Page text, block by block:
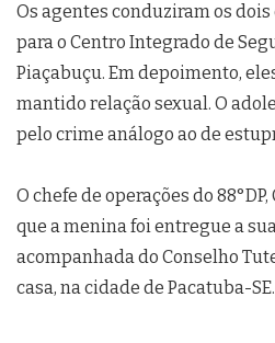
Os agentes conduziram os
para o Centro Integrado de
Piaçabuçu. Em depoimento,
mantido relação sexual. O
pelo crime análogo ao de
O chefe de operações do
que a menina foi entregue a
acompanhada do Conselho
casa, na cidade de Pacatuba-SE.